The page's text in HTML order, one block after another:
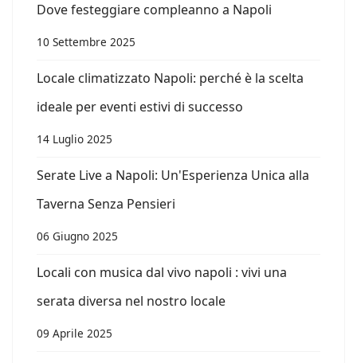
Dove festeggiare compleanno a Napoli
10 Settembre 2025
Locale climatizzato Napoli: perché è la scelta
ideale per eventi estivi di successo
14 Luglio 2025
Serate Live a Napoli: Un'Esperienza Unica alla
Taverna Senza Pensieri
06 Giugno 2025
Locali con musica dal vivo napoli : vivi una
serata diversa nel nostro locale
09 Aprile 2025